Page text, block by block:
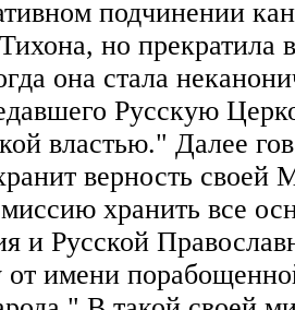
подчинении
но прекратила
она стала
Русскую
властью." Далее
верность своей
хранить все
и Русской
от имени